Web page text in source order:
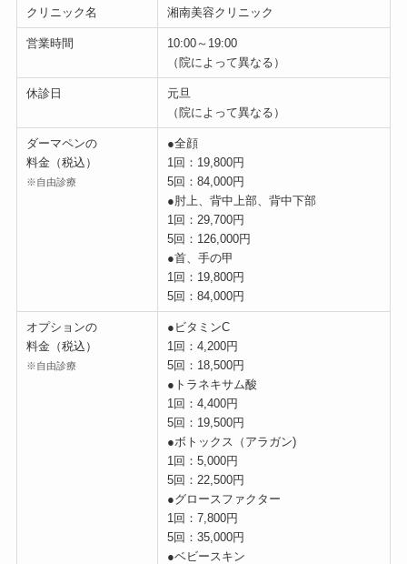
クリニック名 湘南美容クリニック
営業時間
10:00～19:00
（院によって異なる）
休診日
元旦
（院によって異なる）
ダーマペンの
料金（税込）
※自由診療
●全顔
1回：19,800円
5回：84,000円
●肘上、背中上部、背中下部
1回：29,700円
5回：126,000円
●首、手の甲
1回：19,800円
5回：84,000円
オプションの
料金（税込）
※自由診療
●ビタミンC
1回：4,200円
5回：18,500円
●トラネキサム酸
1回：4,400円
5回：19,500円
●ボトックス（アラガン)
1回：5,000円
5回：22,500円
●グロースファクター
1回：7,800円
5回：35,000円
●ベビースキン